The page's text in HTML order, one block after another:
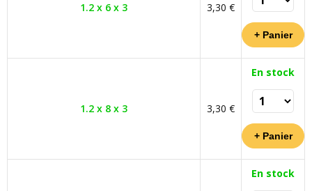
1.2 x 6 x 3 3,30 €
1.2 x 8 x 3 3,30 €
En stock
En stock